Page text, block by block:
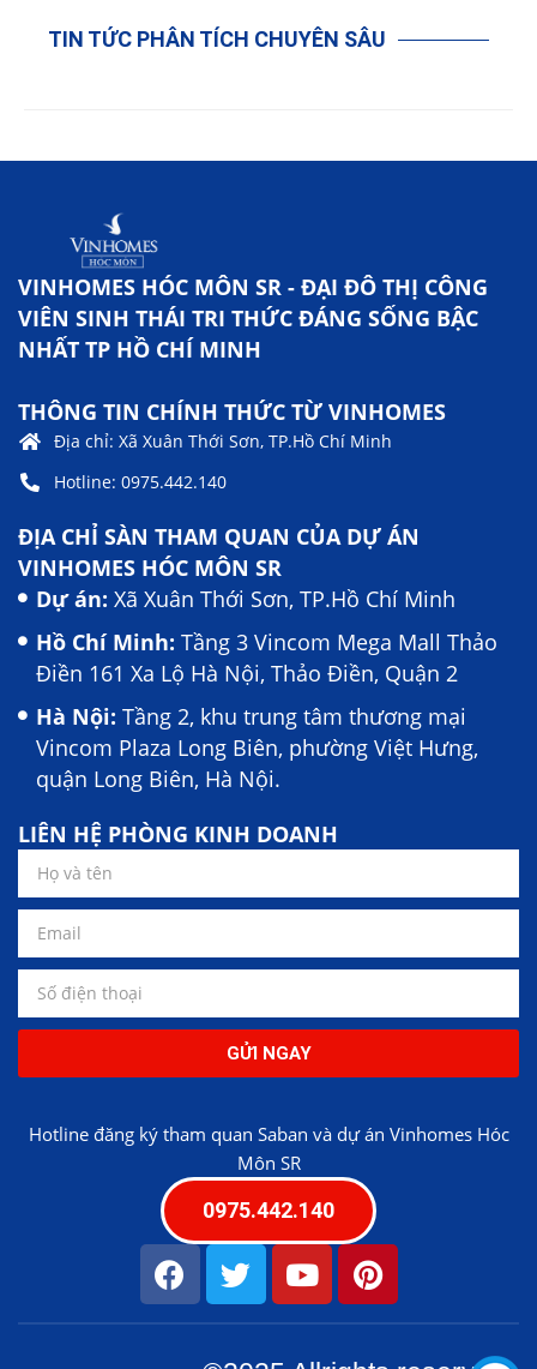
TIN TỨC PHÂN TÍCH CHUYÊN SÂU
VINHOMES HÓC MÔN SR - ĐẠI ĐÔ THỊ CÔNG
VIÊN SINH THÁI TRI THỨC ĐÁNG SỐNG BẬC
NHẤT TP HỒ CHÍ MINH
THÔNG TIN CHÍNH THỨC TỪ VINHOMES
Địa chỉ: Xã Xuân Thới Sơn, TP.Hồ Chí Minh
Hotline: 0975.442.140
ĐỊA CHỈ SÀN THAM QUAN CỦA DỰ ÁN
VINHOMES HÓC MÔN SR
Dự án: Xã Xuân Thới Sơn, TP.Hồ Chí Minh
Hồ Chí Minh: Tầng 3 Vincom Mega Mall Thảo
Điền 161 Xa Lộ Hà Nội, Thảo Điền, Quận 2
Hà Nội: Tầng 2, khu trung tâm thương mại
Vincom Plaza Long Biên, phường Việt Hưng,
quận Long Biên, Hà Nội.
LIÊN HỆ PHÒNG KINH DOANH
GỬI NGAY
Hotline đăng ký tham quan Saban và dự án Vinhomes Hóc
Môn SR
0975.442.140